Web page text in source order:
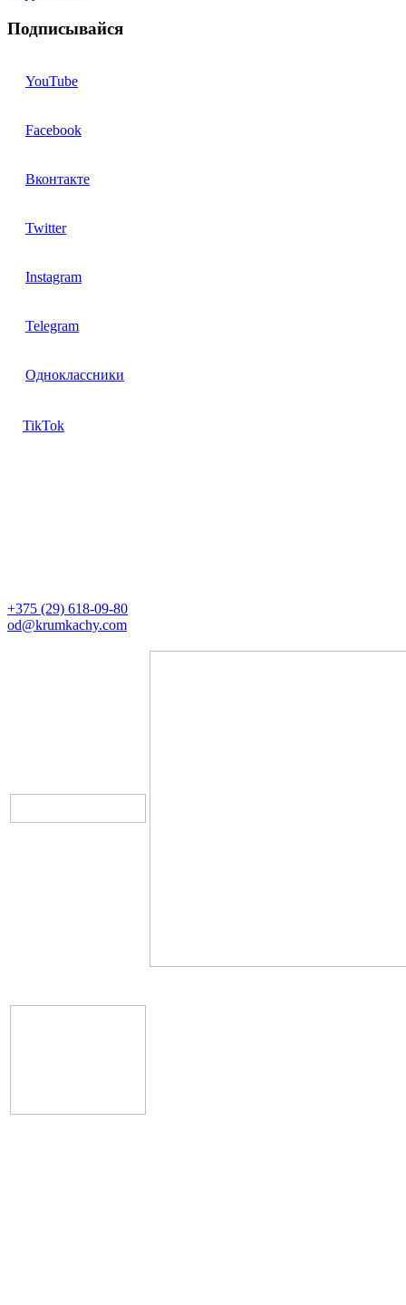
Подписывайся
YouTube
Facebook
Вконтакте
Twitter
Instagram
Telegram
Одноклассники
TikTok
+375 (29) 618-09-80
od@krumkachy.com